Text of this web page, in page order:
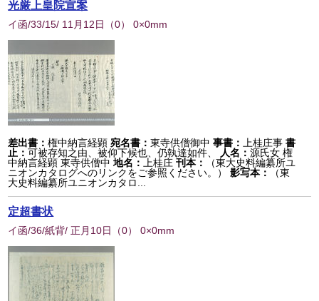
光厳上皇院宣案
イ函/33/15/ 11月12日 （0） 0×0mm
差出書：権中納言経顕 宛名書：東寺供僧御中 事書： 上桂庄事 書
止：可被存知之由、被仰下候也、仍執達如件、 人名：源氏女 権
中納言経顕 東寺供僧中 地名： 上桂庄 刊本：
（東大史料編纂所ユ
ニオンカタログへのリンクをご参照ください。）
影写本：
（東
大史料編纂所ユニオンカタロ...
定超書状
イ函/36/紙背/ 正月10日 （0） 0×0mm